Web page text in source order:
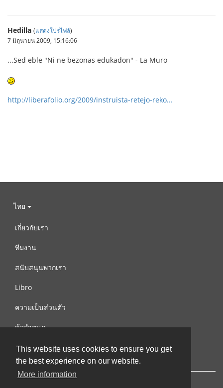
This website uses cookies to ensure you get
the best experience on our website.
More information
Hedilla (แสดงโปรไฟล์)
7 มิถุนายน 2009, 15:16:06
...Sed eble "Ni ne bezonas edukadon" - La Muro
http://liberafolio.org/2009/instruista-retejo-reko...
ไทย
เกี่ยวกับเรา
ทีมงาน
สนับสนุนพวกเรา
Libro
ความเป็นส่วนตัว
ข้อกำหนด
ติดต่อเรา